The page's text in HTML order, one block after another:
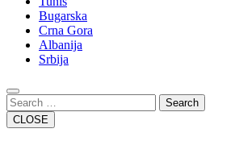
Bugarska
Crna Gora
Albanija
Srbija
Close
Button
Search
CLOSE